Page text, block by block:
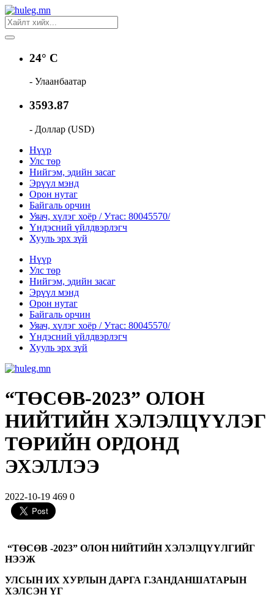
24° C
- Улаанбаатар
3593.87
- Доллар (USD)
Нүүр
Улс төр
Нийгэм, эдийн засаг
Эрүүл мэнд
Орон нутаг
Байгаль орчин
Уяач, хүлэг хоёр / Утас: 80045570/
Үндэсний үйлдвэрлэгч
Хууль эрх зүй
Нүүр
Улс төр
Нийгэм, эдийн засаг
Эрүүл мэнд
Орон нутаг
Байгаль орчин
Уяач, хүлэг хоёр / Утас: 80045570/
Үндэсний үйлдвэрлэгч
Хууль эрх зүй
“ТӨСӨВ-2023” ОЛОН
НИЙТИЙН ХЭЛЭЛЦҮҮЛЭГ
ТӨРИЙН ОРДОНД
ЭХЭЛЛЭЭ
2022-10-19 469 0
“ТӨСӨВ -2023” ОЛОН НИЙТИЙН ХЭЛЭЛЦҮҮЛГИЙГ
НЭЭЖ
УЛСЫН ИХ ХУРЛЫН ДАРГА Г.ЗАНДАНШАТАРЫН
ХЭЛСЭН ҮГ